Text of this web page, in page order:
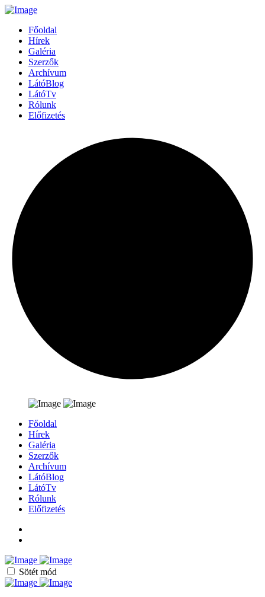
Főoldal
Hírek
Galéria
Szerzők
Archívum
LátóBlog
LátóTv
Rólunk
Előfizetés
Főoldal
Hírek
Galéria
Szerzők
Archívum
LátóBlog
LátóTv
Rólunk
Előfizetés
Sötét mód